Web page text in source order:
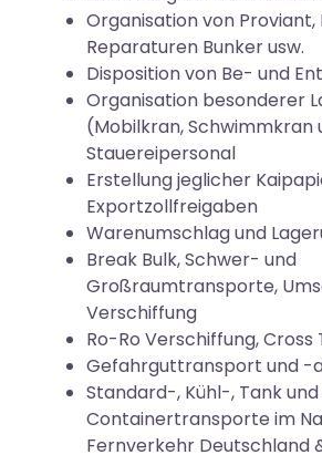
Organisation von Proviant,
Reparaturen Bunker usw.
Disposition von Be- und
Organisation besonderer
(Mobilkran, Schwimmkran
Stauereipersonal
Erstellung jeglicher
Exportzollfreigaben
Warenumschlag und
Break Bulk, Schwer- und
Großraumtransporte,
Verschiffung
Ro-Ro Verschiffung, Cross
Gefahrguttransport und -
Standard-, Kühl-, Tank
Containertransporte im
Fernverkehr Deutschland